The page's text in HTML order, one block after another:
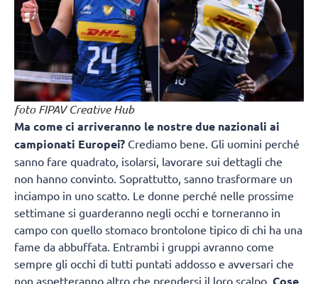
foto FIPAV Creative Hub
Ma come ci arriveranno le nostre due nazionali ai
campionati Europei? Crediamo bene. Gli uomini perché
sanno fare quadrato, isolarsi, lavorare sui dettagli che
non hanno convinto. Soprattutto, sanno trasformare un
inciampo in uno scatto. Le donne perché nelle prossime
settimane si guarderanno negli occhi e torneranno in
campo con quello stomaco brontolone tipico di chi ha una
fame da abbuffata. Entrambi i gruppi avranno come
sempre gli occhi di tutti puntati addosso e avversari che
non aspetteranno altro che prendersi il loro scalpo. Cose